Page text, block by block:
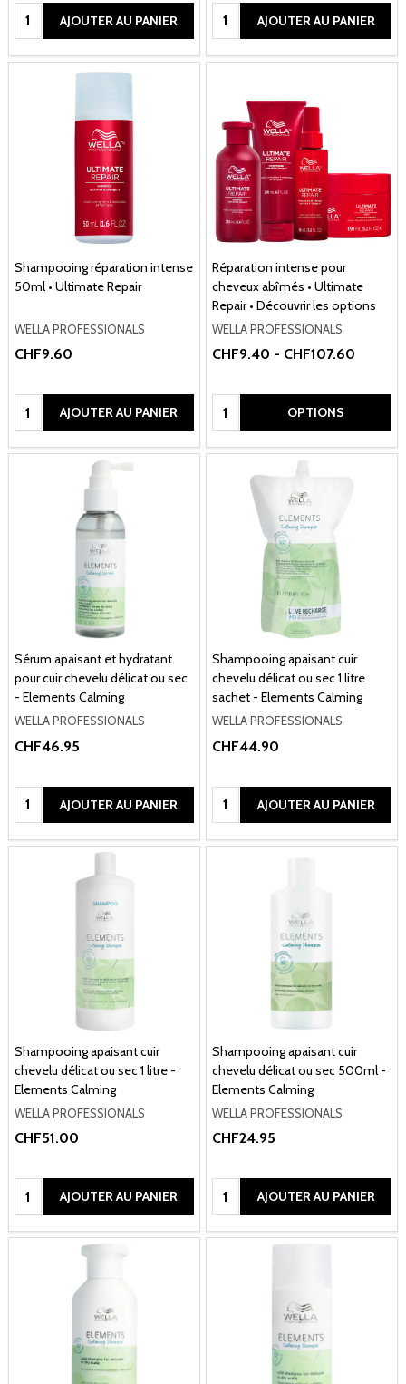
Quantité:AJOUTER AU PANIER Quantité:AJOUTER AU PANIER
Shampooing réparation intense
50ml • Ultimate Repair
WELLA PROFESSIONALS
CHF9.60
Quantité:AJOUTER AU PANIER
Réparation intense pour
cheveux abîmés • Ultimate
Repair • Découvrir les options
WELLA PROFESSIONALS
CHF9.40 - CHF107.60
Quantité: OPTIONS
Sérum apaisant et hydratant
pour cuir chevelu délicat ou sec
- Elements Calming
WELLA PROFESSIONALS
CHF46.95
Quantité:AJOUTER AU PANIER
Shampooing apaisant cuir
chevelu délicat ou sec 1 litre
sachet - Elements Calming
WELLA PROFESSIONALS
CHF44.90
Quantité:AJOUTER AU PANIER
Shampooing apaisant cuir
chevelu délicat ou sec 1 litre -
Elements Calming
WELLA PROFESSIONALS
CHF51.00
Quantité:AJOUTER AU PANIER
Shampooing apaisant cuir
chevelu délicat ou sec 500ml -
Elements Calming
WELLA PROFESSIONALS
CHF24.95
Quantité:AJOUTER AU PANIER